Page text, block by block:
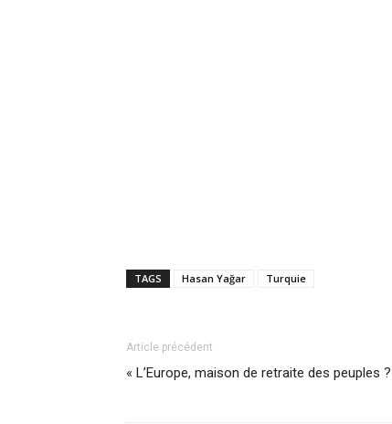
TAGS Hasan Yağar Turquie
Article précédent
« L’Europe, maison de retraite des peuples